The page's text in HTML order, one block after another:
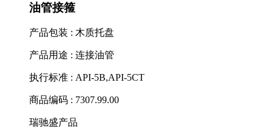
油管接箍
产品包装 : 木质托盘
产品用途 : 连接油管
执行标准 : API-5B,API-5CT
商品编码 : 7307.99.00
瑞驰盛产品